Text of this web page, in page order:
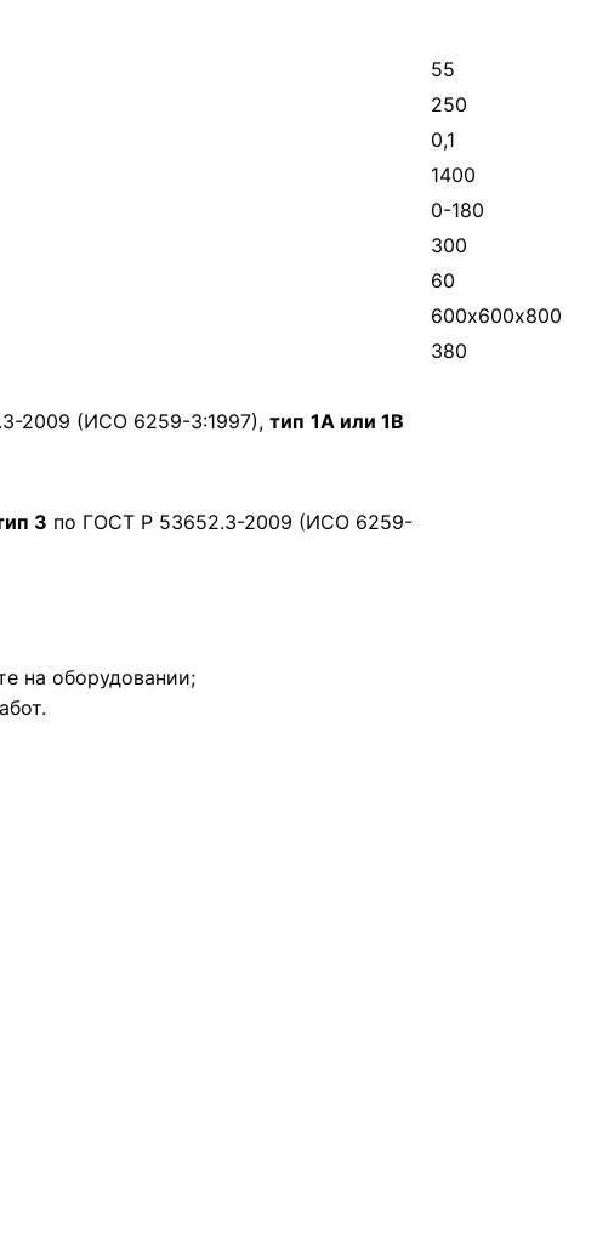
55
250
0,1
1400
0-180
300
60
600х600х800
380
2009 (ИСО 6259-3:1997), тип 1А или 1B
3 по ГОСТ Р 53652.3-2009 (ИСО 6259-
на оборудовании;